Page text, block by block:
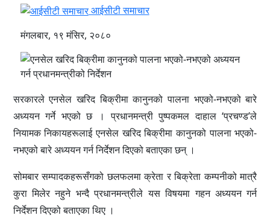
आईसीटी समाचार
मंगलबार, १९ मंसिर, २०८०
सरकारले एनसेल खरिद बिक्रीमा कानुनको पालना भएको-नभएको बारे
अध्ययन गर्ने भएको छ । प्रधानमन्त्री पुष्पकमल दाहाल ‘प्रचण्ड’ले
नियामक निकायहरूलाई एनसेल खरिद बिक्रीमा कानुनको पालना भएको-
नभएको बारे अध्ययन गर्न निर्देशन दिएको बताएका छन् ।
सोमबार सम्पादकहरूसँगको छलफलमा क्रेता र बिक्रेता कम्पनीको मात्रै
कुरा मिलेर नहुने भन्दै प्रधानमन्त्रीले यस विषयमा गहन अध्ययन गर्न
निर्देशन दिएको बताएका थिए ।